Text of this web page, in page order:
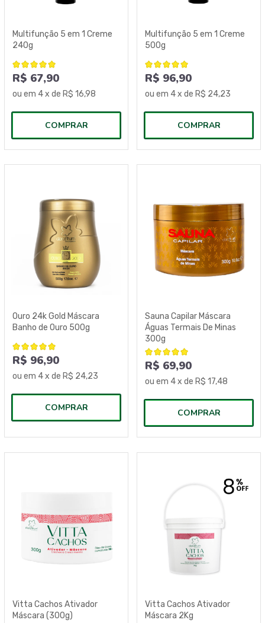
Multifunção 5 em 1 Creme
240g
R$ 67,90
ou em 4x de R$ 16,98
COMPRAR
Multifunção 5 em 1 Creme
500g
R$ 96,90
ou em 4x de R$ 24,23
COMPRAR
Ouro 24k Gold Máscara
Banho de Ouro 500g
R$ 96,90
ou em 4x de R$ 24,23
COMPRAR
Sauna Capilar Máscara
Águas Termais De Minas
300g
R$ 69,90
ou em 4x de R$ 17,48
COMPRAR
Vitta Cachos Ativador
Máscara (300g)
Vitta Cachos Ativador
Máscara 2Kg